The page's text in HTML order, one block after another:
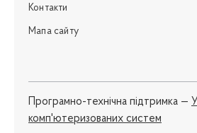
Контакти
Мапа сайту
Програмно-технічна підтримка —
комп'ютеризованих систем